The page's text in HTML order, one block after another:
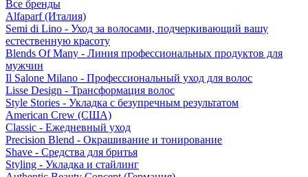
Все бренды
Alfaparf (Италия)
Semi di Lino - Уход за волосами, подчеркивающий вашу
естественную красоту
Blends Of Many - Линия профессиональных продуктов для
мужчин
Il Salone Milano - Профессиональный уход для волос
Lisse Design - Трансформация волос
Style Stories - Укладка с безупречным результатом
American Crew (США)
Classic - Ежедневный уход
Precision Blend - Окрашивание и тонирование
Shave - Средства для бритья
Styling - Укладка и стайлинг